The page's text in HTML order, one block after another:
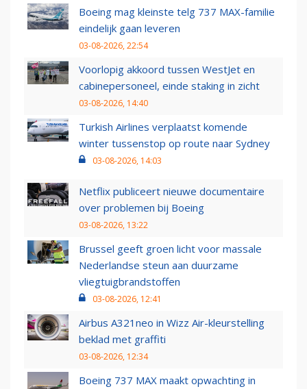
Boeing mag kleinste telg 737 MAX-familie
eindelijk gaan leveren
03-08-2026, 22:54
Voorlopig akkoord tussen WestJet en
cabinepersoneel, einde staking in zicht
03-08-2026, 14:40
Turkish Airlines verplaatst komende
winter tussenstop op route naar Sydney
03-08-2026, 14:03
Netflix publiceert nieuwe documentaire
over problemen bij Boeing
03-08-2026, 13:22
Brussel geeft groen licht voor massale
Nederlandse steun aan duurzame
vliegtuigbrandstoffen
03-08-2026, 12:41
Airbus A321neo in Wizz Air-kleurstelling
beklad met graffiti
03-08-2026, 12:34
Boeing 737 MAX maakt opwachting in